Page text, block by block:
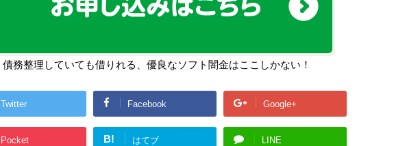
債務整理していても借りれる、優良なソフト闇金はここしかない！
Twitter Facebook Google+
Pocket B! はてブ LINE